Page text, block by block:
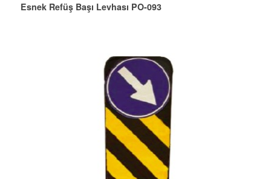
Esnek Refüş Başı Levhası PO-093